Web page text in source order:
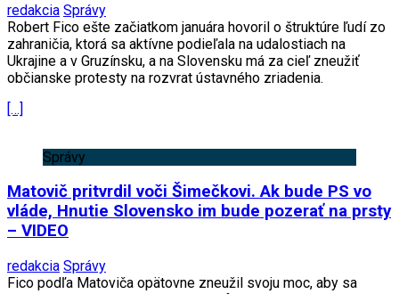
redakcia Správy
Robert Fico ešte začiatkom januára hovoril o štruktúre ľudí zo
zahraničia, ktorá sa aktívne podieľala na udalostiach na
Ukrajine a v Gruzínsku, a na Slovensku má za cieľ zneužiť
občianske protesty na rozvrat ústavného zriadenia.
[…]
Správy
Matovič pritvrdil voči Šimečkovi. Ak bude PS vo
vláde, Hnutie Slovensko im bude pozerať na prsty
– VIDEO
redakcia Správy
Fico podľa Matoviča opätovne zneužil svoju moc, aby sa